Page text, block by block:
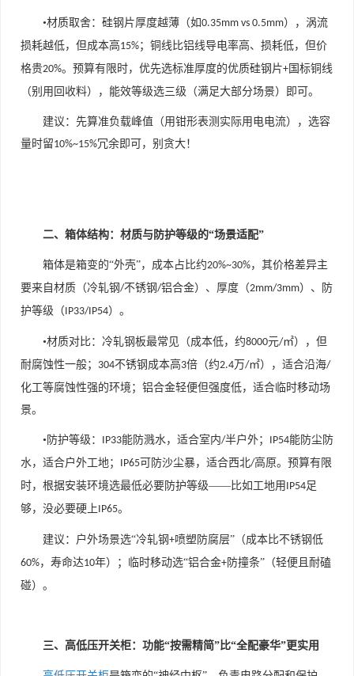
•材质取舍：硅钢片厚度越薄（如0.35mm vs 0.5mm），涡流
损耗越低，但成本高15%；铜线比铝线导电率高、损耗低，但价
格贵20%。预算有限时，优先选标准厚度的优质硅钢片+ 国标铜线
（别用回收料），能效等级选三级（满足大部分场景）即可。
建议：先算准负载峰值（用钳形表测实际用电电流），选容
量时留10%~15%冗余即可，别贪大！
二、箱体结构：材质与防护等级的“场景适配”
箱体是箱变的“外壳”，成本占比约20%~30%，其价格差异主
要来自材质（冷轧钢/不锈钢/铝合金）、厚度（2mm/3mm）、防
护等级（IP33/IP54）。
•材质对比：冷轧钢板最常见（成本低，约8000元/㎡），但
耐腐蚀性一般； 304不锈钢成本高3倍（约2.4万/㎡），适合沿海/
化工等腐蚀性强的环境；铝合金轻便但强度低，适合临时移动场
景。
•防护等级： IP33能防溅水，适合室内/半户外； IP54能防尘防
水，适合户外工地； IP65可防沙尘暴，适合西北/高原。预算有限
时，根据安装环境选最低必要防护等级——比如工地用 IP54足
够，没必要硬上IP65。
建议：户外场景选“冷轧钢+喷塑防腐层”（成本比不锈钢低
60%，寿命达10年）；临时移动选“铝合金+防撞条”（轻便且耐磕
碰）。
三、高低压开关柜：功能“按需精简”比“全配豪华”更实用